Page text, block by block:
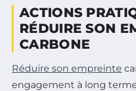
ACTIONS
RÉDUIRE SON
CARBONE
Réduire son empreinte
engagement à long